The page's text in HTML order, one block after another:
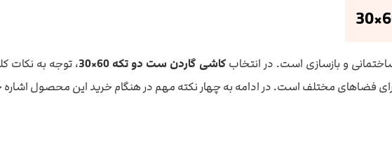
و بازسازی است. در انتخابکاشی گاردن ست دو تکه 60×30
، توجه به نکات
فضاهای مختلف است. در ادامه به چهار نکته مهم در هنگام خرید این محصول اشاره